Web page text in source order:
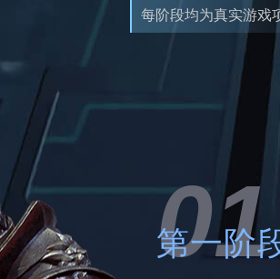
每阶段均为真实游戏
01
第一阶